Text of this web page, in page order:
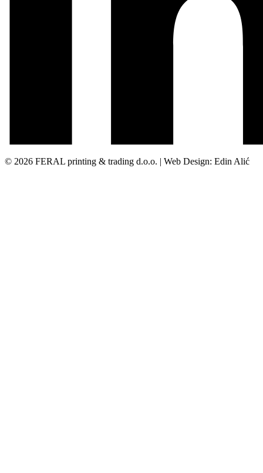
© 2026 FERAL printing & trading d.o.o. | Web Design: Edin Alić